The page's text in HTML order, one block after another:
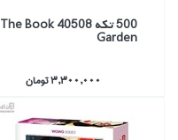
500 تكه 40508 The Book
Garden
3,300,000 تومان